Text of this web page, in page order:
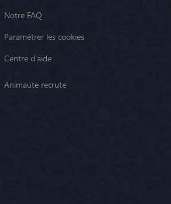
Notre FAQ
Paramétrer les cookies
Centre d'aide
Animaute recrute